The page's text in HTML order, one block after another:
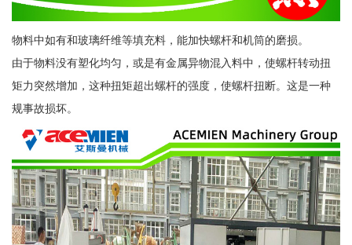
物料中如有和玻璃纤维等填充料，能加快螺杆和机筒的磨损。
由于物料没有塑化均匀，或是有金属异物混入料中，使螺杆转动扭
矩力突然增加，这种扭矩超出螺杆的强度，使螺杆扭断。这是一种
规事故损坏。